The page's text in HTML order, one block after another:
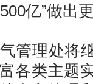
亿”做出
理处将
各类主题